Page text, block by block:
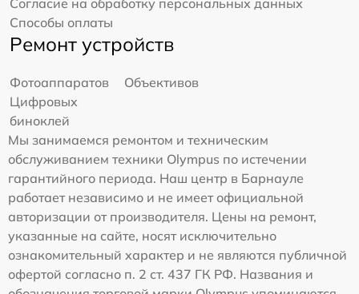
Согласие на обработку персональных данных
Способы оплаты
Ремонт устройств
Фотоаппаратов
Объективов
Цифровых
биноклей
Мы занимаемся ремонтом и техническим
обслуживанием техники Olympus по истечении
гарантийного периода. Наш центр в Барнауле
работает независимо и не имеет официальной
авторизации от производителя. Цены на ремонт,
указанные на сайте, носят исключительно
ознакомительный характер и не являются публичной
офертой согласно п. 2 ст. 437 ГК РФ. Названия и